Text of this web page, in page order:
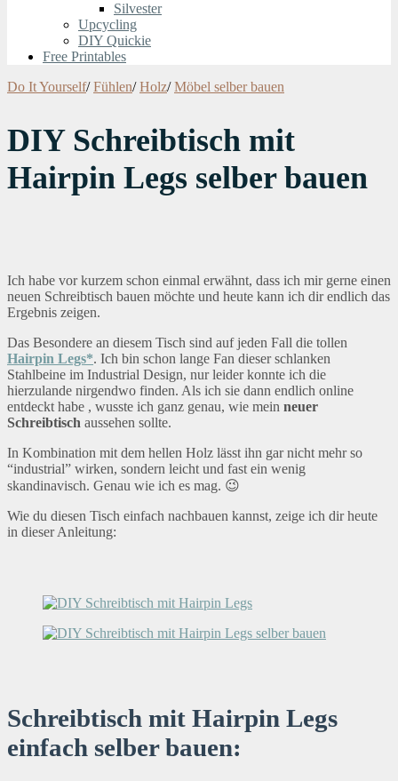
Silvester
Upcycling
DIY Quickie
Free Printables
Do It Yourself/ Fühlen/ Holz/ Möbel selber bauen
DIY Schreibtisch mit
Hairpin Legs selber bauen
Ich habe vor kurzem schon einmal erwähnt, dass ich mir gerne einen
neuen Schreibtisch bauen möchte und heute kann ich dir endlich das
Ergebnis zeigen.
Das Besondere an diesem Tisch sind auf jeden Fall die tollen
Hairpin Legs*. Ich bin schon lange Fan dieser schlanken
Stahlbeine im Industrial Design, nur leider konnte ich die
hierzulande nirgendwo finden. Als ich sie dann endlich online
entdeckt habe , wusste ich ganz genau, wie mein neuer
Schreibtisch aussehen sollte.
In Kombination mit dem hellen Holz lässt ihn gar nicht mehr so
“industrial” wirken, sondern leicht und fast ein wenig
skandinavisch. Genau wie ich es mag. 😉
Wie du diesen Tisch einfach nachbauen kannst, zeige ich dir heute
in dieser Anleitung:
Schreibtisch mit Hairpin Legs
einfach selber bauen: